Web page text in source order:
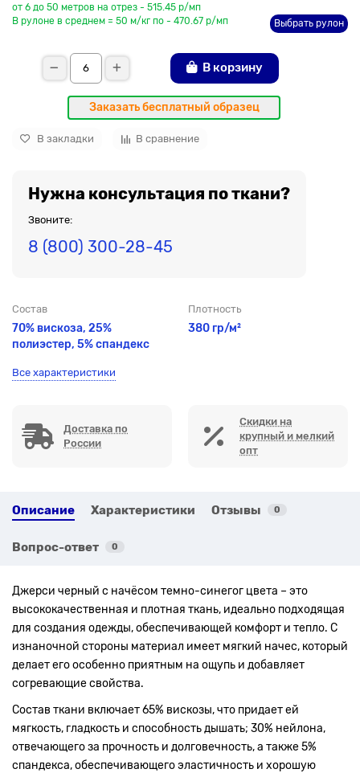
от 6 до 50 метров на отрез - 515.45 р/мп
В рулоне в среднем = 50 м/кг по - 470.67 р/мп
Выбрать рулон
В корзину
Заказать бесплатный образец
В закладки В сравнение
Нужна консультация по ткани?
Звоните:
8 (800) 300-28-45
Состав
70% вискоза, 25%
полиэстер, 5% спандекс
Плотность
380 гр/м²
Все характеристики
Доставка по
России
Скидки на
крупный и мелкий
опт
Описание Характеристики Отзывы 0
Вопрос-ответ 0
Джерси черный с начёсом темно-синегог цвета – это
высококачественная и плотная ткань, идеально подходящая
для создания одежды, обеспечивающей комфорт и тепло. С
изнаночной стороны материал имеет мягкий начес, который
делает его особенно приятным на ощупь и добавляет
согревающие свойства.
Состав ткани включает 65% вискозы, что придает ей
мягкость, гладкость и способность дышать; 30% нейлона,
отвечающего за прочность и долговечность, а также 5%
спандекса, обеспечивающего эластичность и хорошую